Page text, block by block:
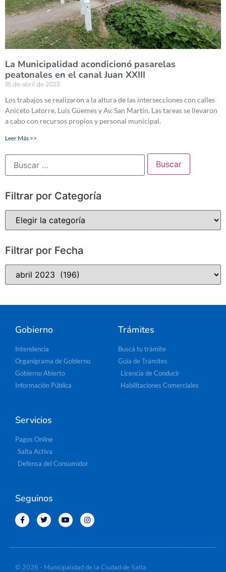
La Municipalidad acondicionó pasarelas
peatonales en el canal Juan XXIII
18 de abril de 2023
Los trabajos se realizaron a la altura de las intersecciones con calles
Aniceto Latorre, Luis Güemes y Av. San Martín. Las tareas se llevaron
a cabo con recursos propios y personal municipal.
Leer Más >>
Filtrar por Categoría
Filtrar por Fecha
Gobierno
Intendencia
Organigrama de Gobierno
Gobierno Abierto
Información Pública
Trámites
Buscá tu trámite
Guía de Trámites
Licencia de Conducir
Habilitaciones Comerciales
Servicios
Pagos Online
Salta Activa
Defensa del Consumidor
Seguinos
© 2026 - Municipalidad de la Ciudad de Salta